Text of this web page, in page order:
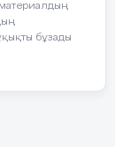
бұзады